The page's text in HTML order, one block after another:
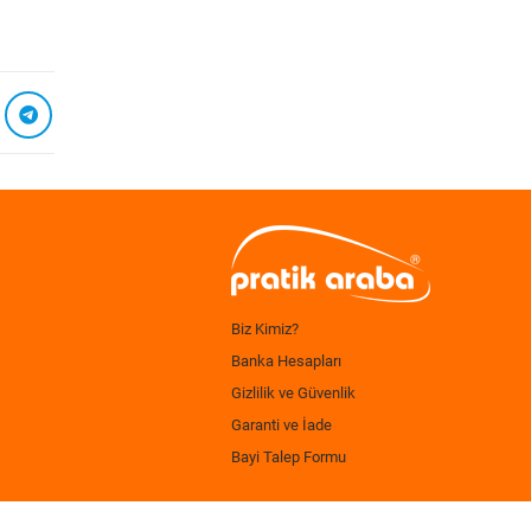
Biz Kimiz?
Banka Hesapları
Gizlilik ve Güvenlik
Garanti ve İade
Bayi Talep Formu